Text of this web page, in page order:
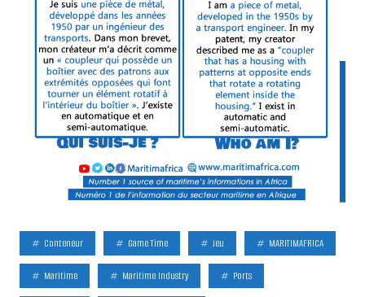
Conteneur Game Time Jeu MARITIMAFRICA
Maritime Maritime Industry Ports